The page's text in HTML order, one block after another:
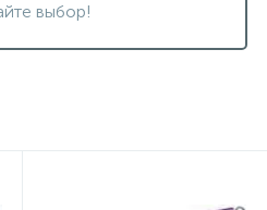
выбор!